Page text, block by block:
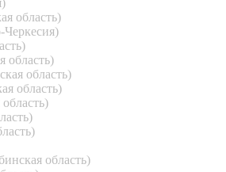
область)
Черкесия)
область)
область)
область)
область)